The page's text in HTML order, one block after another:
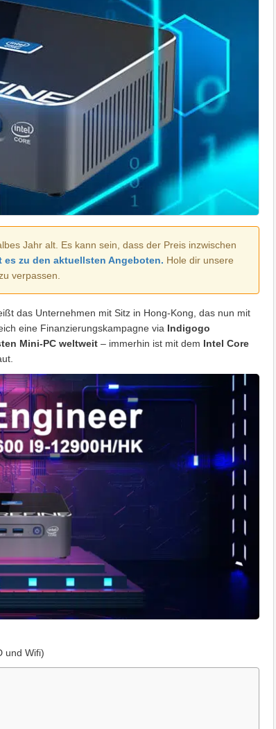
Jahr alt. Es kann sein, dass der Preis inzwischen
es zu den aktuellsten Angeboten. Hole dir unsere
verpassen.
das Unternehmen mit Sitz in Hong-Kong, das nun mit
eine Finanzierungskampagne via Indigogo
Mini-PC weltweit – immerhin ist mit dem Intel Core
und Wifi)